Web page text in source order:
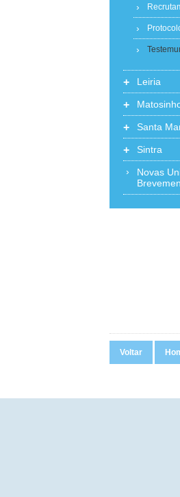
+ Leiria
+
+ Santa
+ Sintra
Novas
Voltar